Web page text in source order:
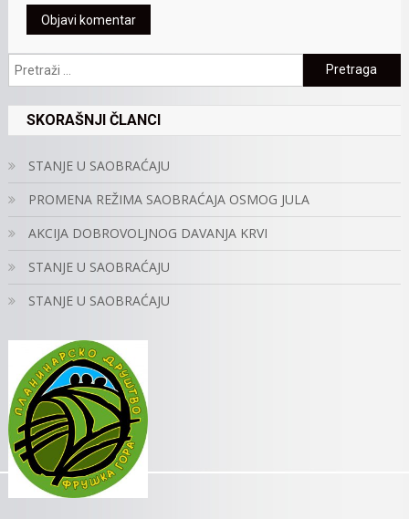
Pretraga:
SKORAŠNJI ČLANCI
STANJE U SAOBRAĆAJU
PROMENA REŽIMA SAOBRAĆAJA OSMOG JULA
AKCIJA DOBROVOLJNOG DAVANJA KRVI
STANJE U SAOBRAĆAJU
STANJE U SAOBRAĆAJU